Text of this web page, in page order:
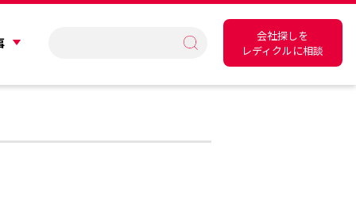
会社探しを
レディクルに相談